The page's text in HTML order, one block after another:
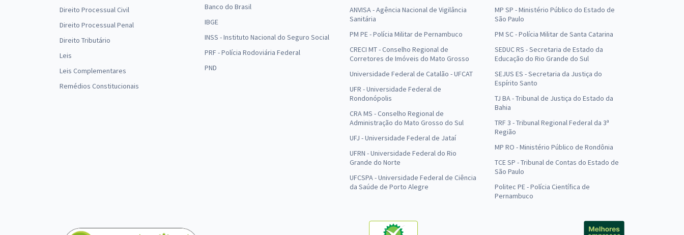
Direito Processual Civil
Direito Processual Penal
Direito Tributário
Leis
Leis Complementares
Remédios Constitucionais
Banco do Brasil
IBGE
INSS - Instituto Nacional do Seguro Social
PRF - Polícia Rodoviária Federal
PND
ANVISA - Agência Nacional de Vigilância
Sanitária
PM PE - Polícia Militar de Pernambuco
CRECI MT - Conselho Regional de
Corretores de Imóveis do Mato Grosso
Universidade Federal de Catalão - UFCAT
UFR - Universidade Federal de
Rondonópolis
CRA MS - Conselho Regional de
Administração do Mato Grosso do Sul
UFJ - Universidade Federal de Jataí
UFRN - Universidade Federal do Rio
Grande do Norte
UFCSPA - Universidade Federal de Ciência
da Saúde de Porto Alegre
MP SP - Ministério Público do Estado de
São Paulo
PM SC - Polícia Militar de Santa Catarina
SEDUC RS - Secretaria de Estado da
Educação do Rio Grande do Sul
SEJUS ES - Secretaria da Justiça do
Espírito Santo
TJ BA - Tribunal de Justiça do Estado da
Bahia
TRF 3 - Tribunal Regional Federal da 3ª
Região
MP RO - Ministério Público de Rondônia
TCE SP - Tribunal de Contas do Estado de
São Paulo
Politec PE - Polícia Científica de
Pernambuco